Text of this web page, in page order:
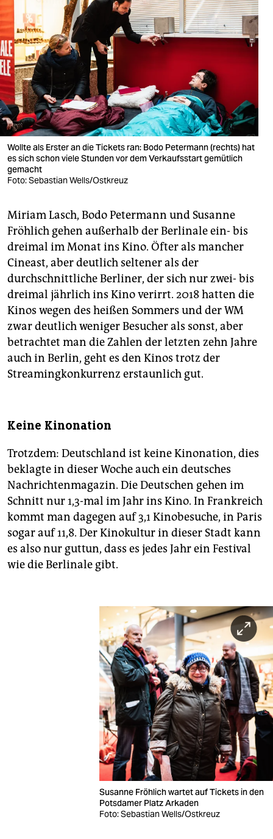
Wollte als Erster an die Tickets ran: Bodo Petermann (rechts) hat
es sich schon viele Stunden vor dem Verkaufsstart gemütlich
gemacht
Foto: Sebastian Wells/Ostkreuz
Miriam Lasch, Bodo Petermann und Susanne
Fröhlich gehen außerhalb der Berlinale ein- bis
dreimal im Monat ins Kino. Öfter als mancher
Cineast, aber deutlich seltener als der
durchschnittliche Berliner, der sich nur zwei- bis
dreimal jährlich ins Kino verirrt. 2018 hatten die
Kinos wegen des heißen Sommers und der WM
zwar deutlich weniger Besucher als sonst, aber
betrachtet man die Zahlen der letzten zehn Jahre
auch in Berlin, geht es den Kinos trotz der
Streamingkonkurrenz erstaunlich gut.
Keine Kinonation
Trotzdem: Deutschland ist keine Kinonation, dies
beklagte in dieser Woche auch ein deutsches
Nachrichtenmagazin. Die Deutschen gehen im
Schnitt nur 1,3-mal im Jahr ins Kino. In Frankreich
kommt man dagegen auf 3,1 Kinobesuche, in Paris
sogar auf 11,8. Der Kinokultur in dieser Stadt kann
es also nur guttun, dass es jedes Jahr ein Festival
wie die Berlinale gibt.
Susanne Fröhlich wartet auf Tickets in den
Potsdamer Platz Arkaden
Foto: Sebastian Wells/Ostkreuz